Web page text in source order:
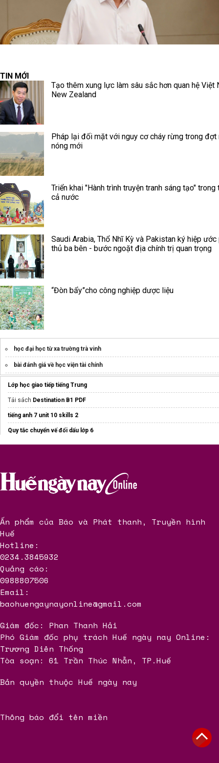
TIN MỚI
Tạo thêm xung lực làm sâu sắc hơn quan hệ Việt
New Zealand
Pháp lại đối mặt với nguy cơ cháy rừng trong đợt
nóng mới
Triển khai "Hành trình truyện tranh sáng tạo" trong
cả nước
Saudi Arabia, Thổ Nhĩ Kỳ và Pakistan ký hiệp ước
thủ ba bên - bước ngoặt địa chính trị quan trọng
“Đòn bẩy”cho công nghiệp dược liệu
học đại học từ xa trường trà vinh
bài đánh giá về học viện tài chính
Dịch vụ Gia sư Nhân Đức
Dịch vụ thuêgia sư dạy kèm tại nhà
ets 2026
Làm chủ tiếng anh
Lớp học giao tiếp tiếng Trung
Tải sách Destination B1 PDF
tiếng anh 7 unit 10 skills 2
Quy tắc chuyển vế đổi dấu lớp 6
Thông tin, điều kiệndu học Singapore
Shining Lights
Review trung tâm IELTS Mentor
Ấn phẩm của Báo và Phát thanh, Truyền hình
Huế
Hotline:
0234.3845932
Quảng cáo:
0988807506
Email:
baohuengaynayonline@gmail.com
Giám đốc: Phan Thanh Hải
Phó Giám đốc phụ trách Huế ngày nay Online:
Trương Diên Thống
Tòa soạn: 61 Trần Thúc Nhẫn, TP.Huế
Bản quyền thuộc Huế ngày nay
Thông báo đổi tên miền